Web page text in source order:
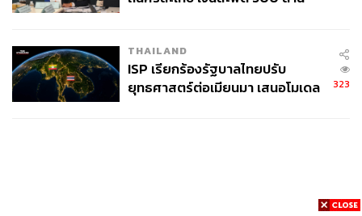
THAILAND
ISP เรียกร้องรัฐบาลไทยปรับ
ยุทธศาสตร์ต่อเมียนมา เสนอโมเดล
323